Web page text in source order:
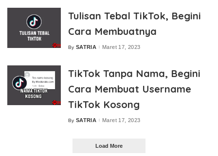
Tulisan Tebal TikTok, Begini
Cara Membuatnya
Posted
By SATRIA Maret 17, 2023
TikTok Tanpa Nama, Begini
Cara Membuat Username
TikTok Kosong
Posted
By SATRIA Maret 17, 2023
Load More